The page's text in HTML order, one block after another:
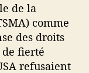
de la
comme
des droits
de fierté
refusaient